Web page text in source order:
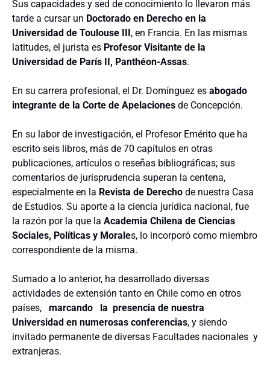
Sus capacidades y sed de conocimiento lo llevaron más
tarde a cursar un Doctorado en Derecho en la
Universidad de Toulouse III, en Francia. En las mismas
latitudes, el jurista es Profesor Visitante de la
Universidad de París II, Panthéon-Assas.
En su carrera profesional, el Dr. Domínguez es abogado
integrante de la Corte de Apelaciones de Concepción.
En su labor de investigación, el Profesor Emérito que ha
escrito seis libros, más de 70 capítulos en otras
publicaciones, artículos o reseñas bibliográficas; sus
comentarios de jurisprudencia superan la centena,
especialmente en la Revista de Derecho de nuestra Casa
de Estudios. Su aporte a la ciencia jurídica nacional, fue
la razón por la que la Academia Chilena de Ciencias
Sociales, Políticas y Morales, lo incorporó como miembro
correspondiente de la misma.
Sumado a lo anterior, ha desarrollado diversas
actividades de extensión tanto en Chile como en otros
países, marcando la presencia de nuestra
Universidad en numerosas conferencias, y siendo
invitado permanente de diversas Facultades nacionales y
extranjeras.